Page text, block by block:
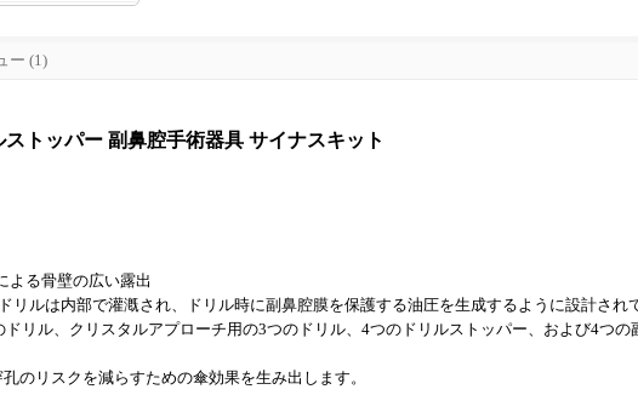
ー (1)
トッパー 副鼻腔手術器具 サイナスキット
よる骨壁の広い露出
リルは内部で灌漑され、ドリル時に副鼻腔膜を保護する油圧を生成するように設計され
リル、クリスタルアプローチ用の3つのドリル、4つのドリルストッパー、および4つの
のリスクを減らすための傘効果を生み出します。